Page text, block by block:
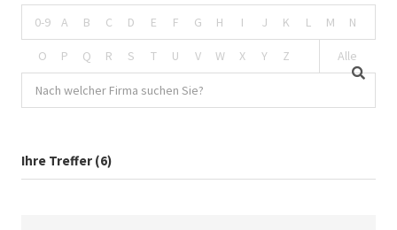
0-9 A B C D E F G H I J K L M N
O P Q R S T U V W X Y Z Alle
Ihre Treffer (6)